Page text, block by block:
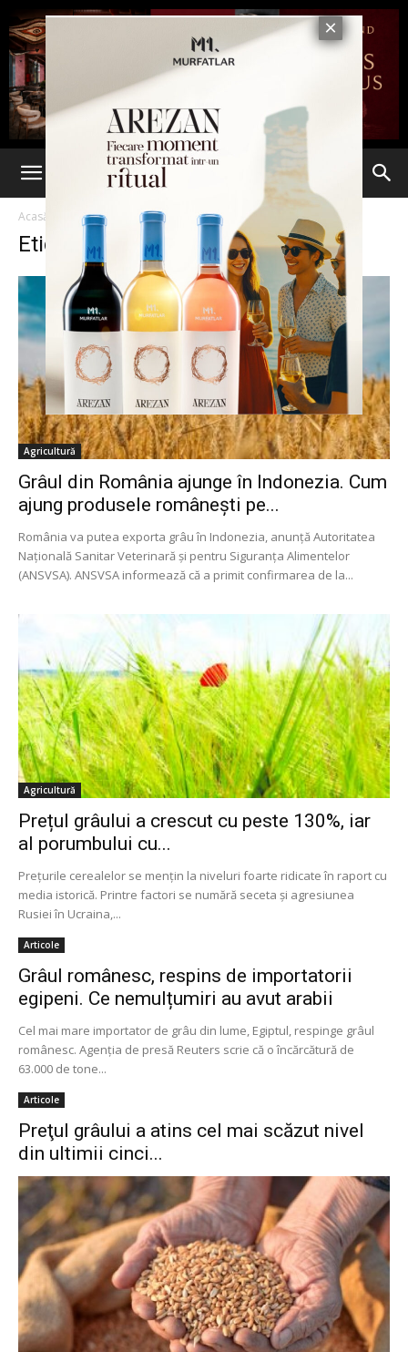
Acasă Etichete Grau
Etichetă: grau
Agricultură
Grâul din România ajunge în Indonezia. Cum
ajung produsele românești pe...
România va putea exporta grâu în Indonezia, anunță Autoritatea
Națională Sanitar Veterinară și pentru Siguranța Alimentelor
(ANSVSA). ANSVSA informează că a primit confirmarea de la...
Agricultură
Prețul grâului a crescut cu peste 130%, iar
al porumbului cu...
Prețurile cerealelor se mențin la niveluri foarte ridicate în raport cu
media istorică. Printre factori se numără seceta și agresiunea
Rusiei în Ucraina,...
Articole
Grâul românesc, respins de importatorii
egipeni. Ce nemulțumiri au avut arabii
Cel mai mare importator de grâu din lume, Egiptul, respinge grâul
românesc. Agenţia de presă Reuters scrie că o încărcătură de
63.000 de tone...
Articole
Preţul grâului a atins cel mai scăzut nivel
din ultimii cinci...